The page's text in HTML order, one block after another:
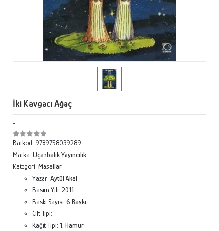
İki Kavgacı Ağaç
-
Barkod: 9789758039289
Marka: Uçanbalık Yayıncılık
Kategori: Masallar
Yazar: Aytül Akal
Basım Yılı: 2011
Baskı Sayısı: 6.Baskı
Cilt Tipi:
Kağıt Tipi: 1. Hamur